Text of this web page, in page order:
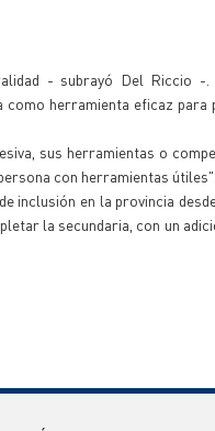
- subrayó Del Riccio -
herramienta eficaz para
sus herramientas o
con herramientas útiles".
inclusión en la provincia
la secundaria, con un